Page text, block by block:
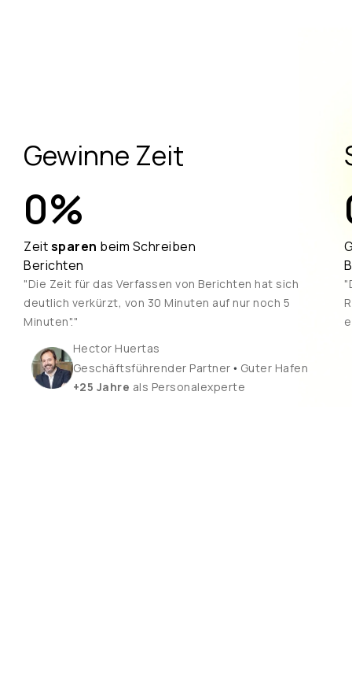
Gewinne Zeit
0%
Zeitsparen beim Schreiben
Berichten
"Die Zeit für das Verfassen von Berichten hat sich
deutlich verkürzt, von 30 Minuten auf nur noch 5
Minuten"."
Hector Huertas
Geschäftsführender Partner• Guter Hafen
+25 Jahre als Personalexperte